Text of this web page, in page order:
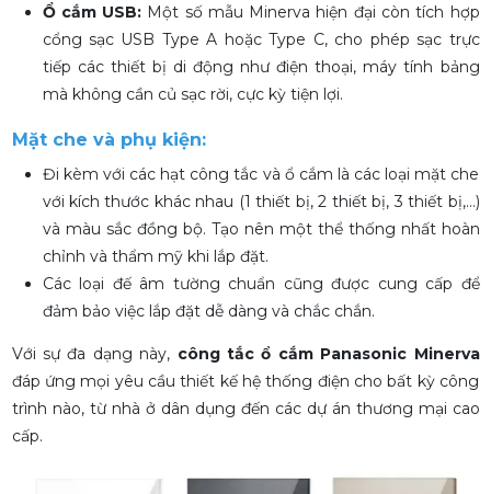
Ổ cắm USB: Một số mẫu Minerva hiện đại còn tích hợp
cổng sạc USB Type A hoặc Type C, cho phép sạc trực
tiếp các thiết bị di động như điện thoại, máy tính bảng
mà không cần củ sạc rời, cực kỳ tiện lợi.
Mặt che và phụ kiện:
Đi kèm với các hạt công tắc và ổ cắm là các loại mặt che
với kích thước khác nhau (1 thiết bị, 2 thiết bị, 3 thiết bị,...)
và màu sắc đồng bộ. Tạo nên một thể thống nhất hoàn
chỉnh và thẩm mỹ khi lắp đặt.
Các loại đế âm tường chuẩn cũng được cung cấp để
đảm bảo việc lắp đặt dễ dàng và chắc chắn.
Với sự đa dạng này, công tắc ổ cắm Panasonic Minerva
đáp ứng mọi yêu cầu thiết kế hệ thống điện cho bất kỳ công
trình nào, từ nhà ở dân dụng đến các dự án thương mại cao
cấp.